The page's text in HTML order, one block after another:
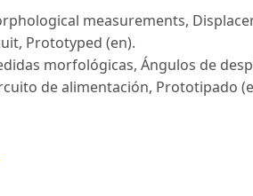
measurements,
Prototyped (en).
morfológicas, Ángulos de
de alimentación, Prototipado